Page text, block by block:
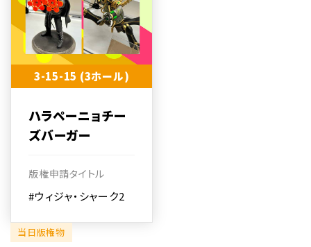
3-15-15 (3ホール)
ハラペーニョチー
ズバーガー
版権申請タイトル
#ウィジャ・シャーク2
当日版権物